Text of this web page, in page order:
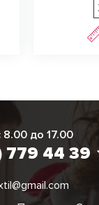
8.00 до 17.00
779 44 39
Виктория
779 44